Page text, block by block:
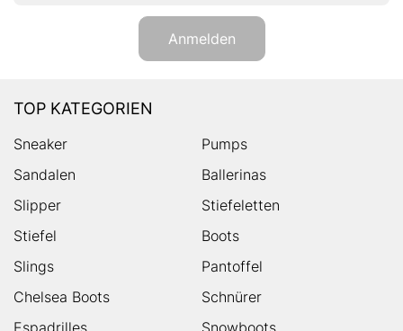
Anmelden
TOP KATEGORIEN
Sneaker
Pumps
Sandalen
Ballerinas
Slipper
Stiefeletten
Stiefel
Boots
Slings
Pantoffel
Chelsea Boots
Schnürer
Espadrilles
Snowboots